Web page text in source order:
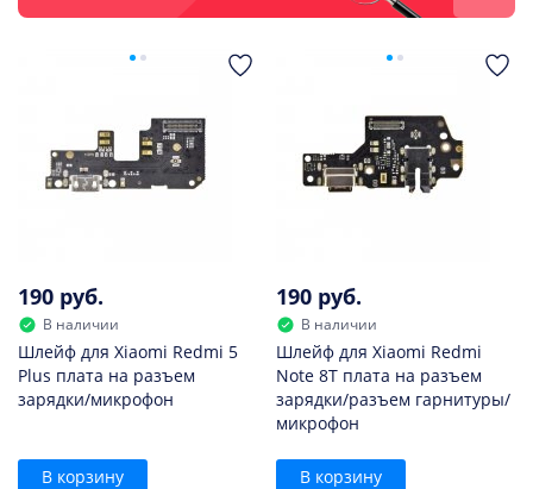
190 руб.
В наличии
Шлейф для Xiaomi Redmi 5
Plus плата на разъем
зарядки/микрофон
В корзину
190 руб.
В наличии
Шлейф для Xiaomi Redmi
Note 8T плата на разъем
зарядки/разъем гарнитуры/
микрофон
В корзину